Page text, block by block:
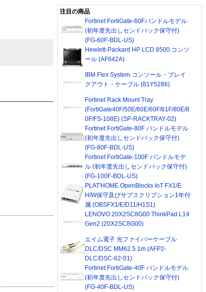
注目の商品
Fortinet FortiGate-60Fバンドルモデル
(初年度先出しセンドバック保守付)
(FG-60F-BDL-US)
Hewlett-Packard HP LCD 8500 コンソ
ール (AF642A)
IBM Flex System コンソール・ブレイ
クアウト・ケーブル (81Y5286)
Fortinet Rack Mount Tray
(FortiGate40F/50E/60E/60F/61F/80E/8
0F/FS-108E) (SP-RACKTRAY-02)
Fortinet FortiGate-80F バンドルモデル
(初年度先出しセンドバック保守付)
(FG-80F-BDL-US)
Fortinet FortiGate-100F バンドルモデ
ル (初年度先出しセンドバック保守付)
(FG-100F-BDL-US)
PLAT'HOME OpenBlocks IoT FX1/E
H/W保守及びサブスクリプション1年付
属 (OBSFX1/E/D11/H1S1)
LENOVO 20X2SC8G00 ThinkPad L14
Gen2 (20X2SC8G00)
エイム電子 光ファイバーケーブル
DLC/DSC MM62.5 1m (AFP2-
DLC/DSC-62-01)
Fortinet FortiGate-40F バンドルモデル
(初年度先出しセンドバック保守付)
(FG-40F-BDL-US)